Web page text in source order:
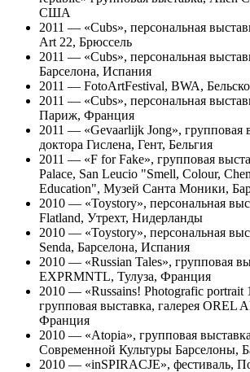
США
2011 — «Cubs», персональная
Art 22, Брюссель
2011 — «Cubs», персональная
Барселона, Испания
2011 — FotoArtFestival, BWA,
2011 — «Cubs», персональная
Париж, Франция
2011 — «Gevaarlijk Jong», групповая
доктора Гислена, Гент, Бельгия
2011 — «F for Fake», групповая
Palace, San Leucio "Smell, Colour,
Education", Музей Санта Моники,
2010 — «Toystory», персональная
Flatland, Утрехт, Нидерланды
2010 — «Toystory», персональная
Senda, Барселона, Испания
2010 — «Russian Tales», групповая
EXPRMNTL, Тулуза, Франция
2010 — «Russains! Photografic portrait
групповая выставка, галерея OREL
Франция
2010 — «Atopia», групповая
Современной Культуры Барселоны,
2010 — «inSPIRACJE», фестиваль,